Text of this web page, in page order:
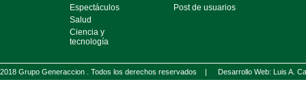
Espectáculos
Salud
Ciencia y
tecnología
Post de usuarios
2018 Grupo Generaccion . Todos los derechos reservados | Desarrollo Web: Luis